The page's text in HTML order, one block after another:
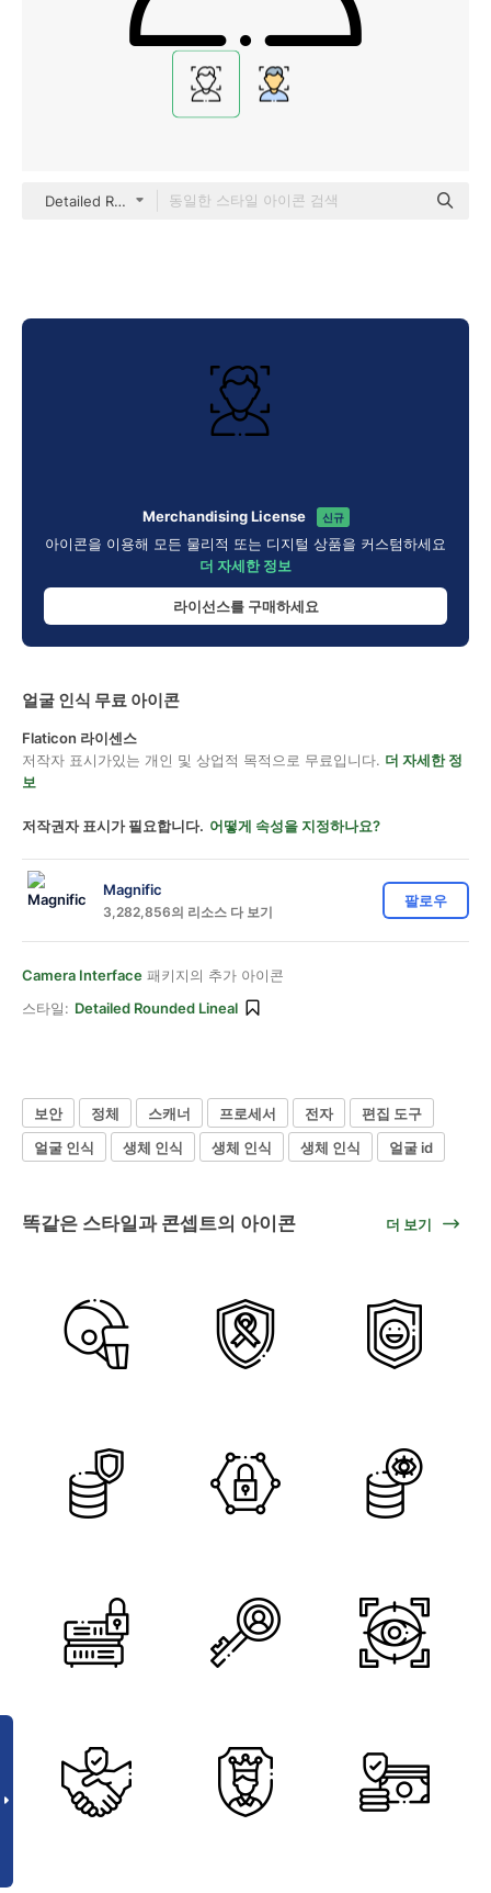
Detailed Rounded Lineal
Merchandising License 신규
아이콘을 이용해 모든 물리적 또는 디지털 상품을 커스텀하세요
더 자세한 정보
라이선스를 구매하세요
얼굴 인식 무료 아이콘
Flaticon 라이센스
저작자 표시가있는 개인 및 상업적 목적으로 무료입니다. 더 자세한 정
보
저작권자 표시가 필요합니다. 어떻게 속성을 지정하나요?
Magnific
3,282,856의 리소스 다 보기
팔로우
Camera Interface 패키지의 추가 아이콘
스타일: Detailed Rounded Lineal
보안 정체 스캐너 프로세서 전자
편집 도구
얼굴 인식
생체 인식 생체 인식 생체 인식 얼굴 id
똑같은 스타일과 콘셉트의 아이콘 더 보기